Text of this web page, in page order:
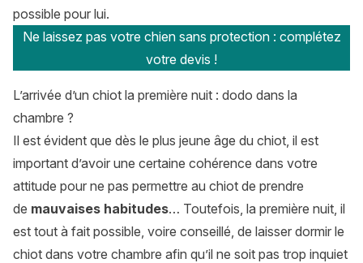
possible pour lui.
Ne laissez pas votre chien sans protection : complétez
votre devis !
L’arrivée d’un chiot la première nuit : dodo dans la
chambre ?
Il est évident que dès le plus jeune âge du chiot, il est
important d’avoir une certaine cohérence dans votre
attitude pour ne pas permettre au chiot de prendre
de mauvaises habitudes… Toutefois, la première nuit, il
est tout à fait possible, voire conseillé, de laisser dormir le
chiot dans votre chambre afin qu’il ne soit pas trop inquiet